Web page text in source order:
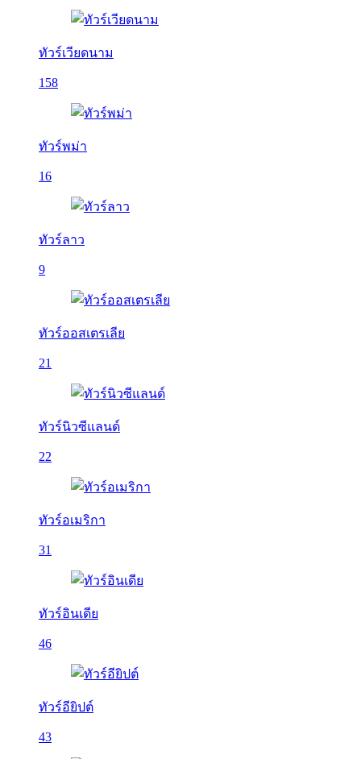
ทัวร์เวียดนาม
158
ทัวร์พม่า
16
ทัวร์ลาว
9
ทัวร์ออสเตรเลีย
21
ทัวร์นิวซีแลนด์
22
ทัวร์อเมริกา
31
ทัวร์อินเดีย
46
ทัวร์อียิปต์
43